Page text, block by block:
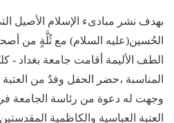
بهدف نشر مبادىء الإسلام الأصيل
الحُسين(عليه السلام) مع ثُلَّةٍ من
الطف الأليمة أقامت جامعة بغداد -
المناسبة ،حضر الحفل وفدٌ من
وجهت له دعوة من رئاسة الجامعة
العتبة العباسية والكاظمية